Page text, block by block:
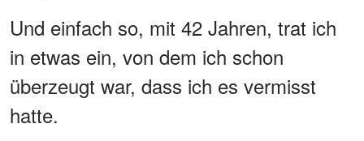
Und einfach so, mit 42 Jahren, trat ich
in etwas ein, von dem ich schon
überzeugt war, dass ich es vermisst
hatte.